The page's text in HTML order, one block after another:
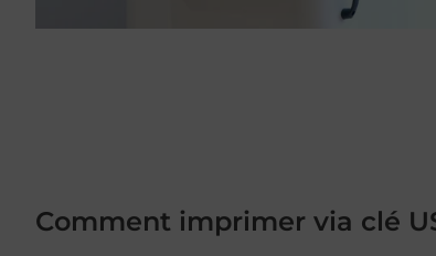
Comment imprimer via clé